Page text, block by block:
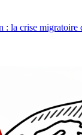
: la crise migratoire